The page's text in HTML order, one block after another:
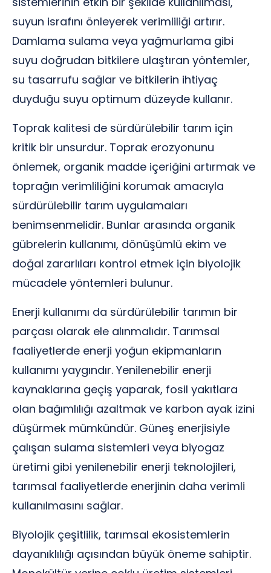
suyun israfını önleyerek verimliliği artırır.
Damlama sulama veya yağmurlama gibi
suyu doğrudan bitkilere ulaştıran yöntemler,
su tasarrufu sağlar ve bitkilerin ihtiyaç
duyduğu suyu optimum düzeyde kullanır.
Toprak kalitesi de sürdürülebilir tarım için
kritik bir unsurdur. Toprak erozyonunu
önlemek, organik madde içeriğini artırmak ve
toprağın verimliliğini korumak amacıyla
sürdürülebilir tarım uygulamaları
benimsenmelidir. Bunlar arasında organik
gübrelerin kullanımı, dönüşümlü ekim ve
doğal zararlıları kontrol etmek için biyolojik
mücadele yöntemleri bulunur.
Enerji kullanımı da sürdürülebilir tarımın bir
parçası olarak ele alınmalıdır. Tarımsal
faaliyetlerde enerji yoğun ekipmanların
kullanımı yaygındır. Yenilenebilir enerji
kaynaklarına geçiş yaparak, fosil yakıtlara
olan bağımlılığı azaltmak ve karbon ayak izini
düşürmek mümkündür. Güneş enerjisiyle
çalışan sulama sistemleri veya biyogaz
üretimi gibi yenilenebilir enerji teknolojileri,
tarımsal faaliyetlerde enerjinin daha verimli
kullanılmasını sağlar.
Biyolojik çeşitlilik, tarımsal ekosistemlerin
dayanıklılığı açısından büyük öneme sahiptir.